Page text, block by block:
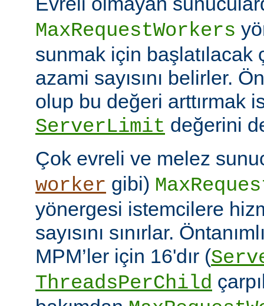
MaxRequestWorkers
sunmak için başlatılacak
azami sayısını belirler.
olup bu değeri arttırmak
ServerLimit değerini
Çok evreli ve melez
worker gibi)
yönergesi istemcilere
sayısını sınırlar.
MPM’ler için 16'dır (
ThreadsPerChild